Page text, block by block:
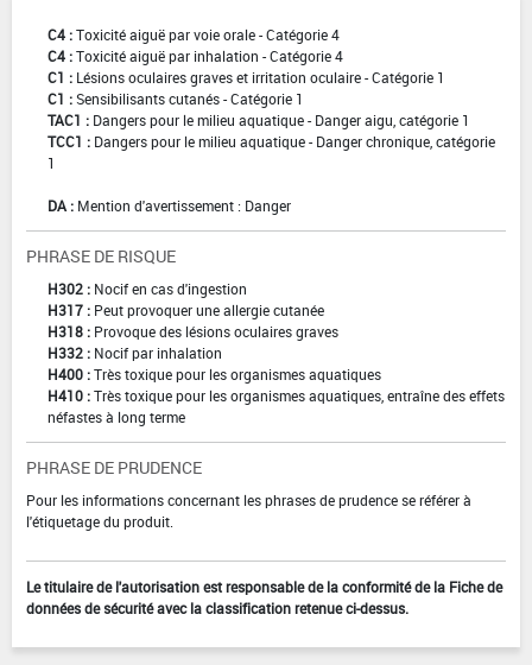
C4 :Toxicité aiguë par voie orale - Catégorie 4
C4 :Toxicité aiguë par inhalation - Catégorie 4
C1 : Lésions oculaires graves et irritation oculaire - Catégorie 1
C1 :Sensibilisants cutanés - Catégorie 1
TAC1 : Dangers pour le milieu aquatique - Danger aigu, catégorie 1
TCC1 : Dangers pour le milieu aquatique - Danger chronique, catégorie
1
DA : Mention d'avertissement : Danger
PHRASE DE RISQUE
H302 : Nocif en cas d'ingestion
H317 : Peut provoquer une allergie cutanée
H318 : Provoque des lésions oculaires graves
H332 : Nocif par inhalation
H400 :Très toxique pour les organismes aquatiques
H410 :Très toxique pour les organismes aquatiques, entraîne des effets
néfastes à long terme
PHRASE DE PRUDENCE
Pour les informations concernant les phrases de prudence se référer à
l'étiquetage du produit.
Le titulaire de l'autorisation est responsable de la conformité de la Fiche de
données de sécurité avec la classification retenue ci-dessus.